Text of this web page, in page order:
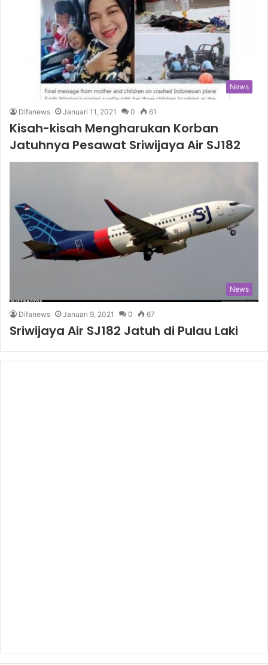
News
Difanews Januari 11, 2021 0 61
Kisah-kisah Mengharukan Korban
Jatuhnya Pesawat Sriwijaya Air SJ182
News
Difanews Januari 9, 2021 0 67
Sriwijaya Air SJ182 Jatuh di Pulau Laki